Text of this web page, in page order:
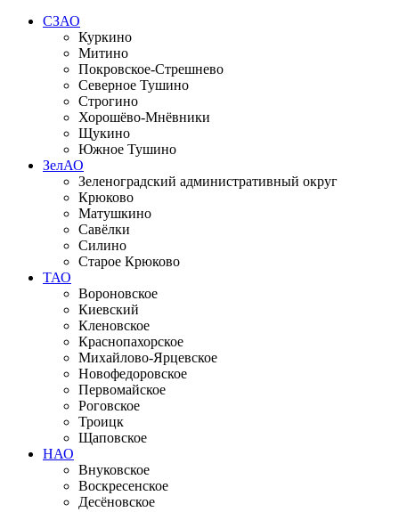
СЗАО
Куркино
Митино
Покровское-Стрешнево
Северное Тушино
Строгино
Хорошёво-Мнёвники
Щукино
Южное Тушино
ЗелАО
Зеленоградский административный округ
Крюково
Матушкино
Савёлки
Силино
Старое Крюково
ТАО
Вороновское
Киевский
Кленовское
Краснопахорское
Михайлово-Ярцевское
Новофедоровское
Первомайское
Роговское
Троицк
Щаповское
НАО
Внуковское
Воскресенское
Десёновское